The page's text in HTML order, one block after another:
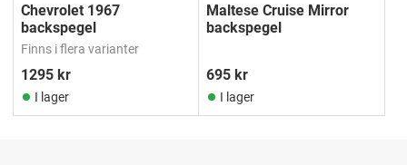
Chevrolet 1967
backspegel
Finns i flera varianter
1295 kr
I lager
Maltese Cruise Mirror
backspegel
695 kr
I lager